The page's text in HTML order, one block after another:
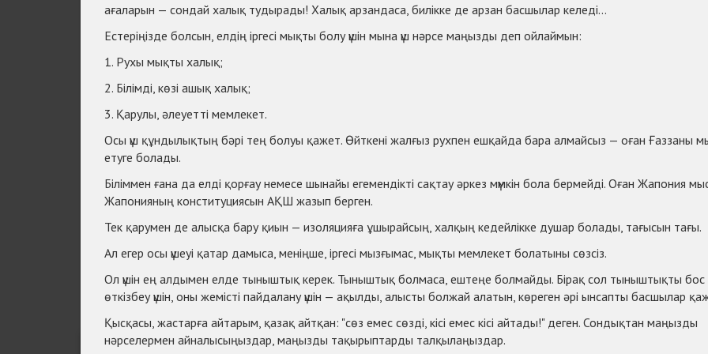
ағаларын — сондай халық тудырады! Халық арзандаса, билікке де арзан басшылар келеді...
Естеріңізде болсын, елдің іргесі мықты болу үшін мына үш нәрсе маңызды деп ойлаймын:
1. Рухы мықты халық;
2. Білімді, көзі ашық халық;
3. Қарулы, әлеуетті мемлекет.
Осы үш құндылықтың бәрі тең болуы қажет. Өйткені жалғыз рухпен ешқайда бара алмайсыз — оған Ғаззаны
етуге болады.
Біліммен ғана да елді қорғау немесе шынайы егемендікті сақтау әркез мүмкін бола бермейді. Оған Жапония
Жапонияның конституциясын АҚШ жазып берген.
Тек қарумен де алысқа бару қиын — изоляцияға ұшырайсың, халқың кедейлікке душар болады, тағысын тағы.
Ал егер осы үшеуі қатар дамыса, меніңше, іргесі мызғымас, мықты мемлекет болатыны сөзсіз.
Ол үшін ең алдымен елде тыныштық керек. Тыныштық болмаса, ештеңе болмайды. Бірақ сол тыныштықты бос
өткізбеу үшін, оны жемісті пайдалану үшін — ақылды, алысты болжай алатын, көреген әрі ынсапты басшылар
Қысқасы, жастарға айтарым, қазақ айтқан: "сөз емес сөзді, кісі емес кісі айтады!" деген. Сондықтан маңызды
нәрселермен айналысыңыздар, маңызды тақырыптарды талқылаңыздар.